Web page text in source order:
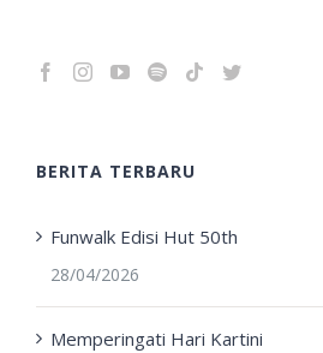
BERITA TERBARU
Funwalk Edisi Hut 50th
28/04/2026
Memperingati Hari Kartini